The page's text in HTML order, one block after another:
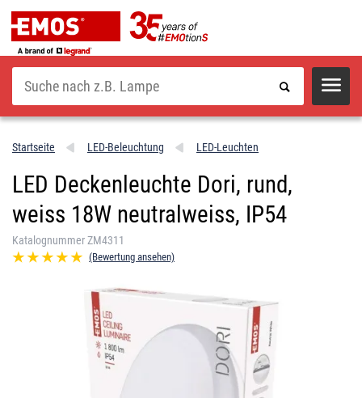
Suche
Startseite LED-Beleuchtung LED-Leuchten
LED Deckenleuchte Dori, rund,
weiss 18W neutralweiss, IP54
Katalognummer ZM4311
(Bewertung ansehen)